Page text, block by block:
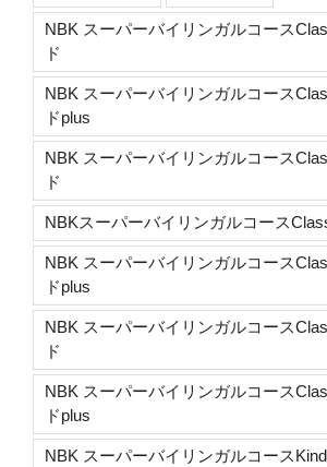
NBK スーパーバイリンガルコース
ド
NBK スーパーバイリンガルコース
ドplus
NBK スーパーバイリンガルコース
ド
NBKスーパーバイリンガルコース
NBK スーパーバイリンガルコース
ドplus
NBK スーパーバイリンガルコース
ド
NBK スーパーバイリンガルコース
ドplus
NBK スーパーバイリンガルコース